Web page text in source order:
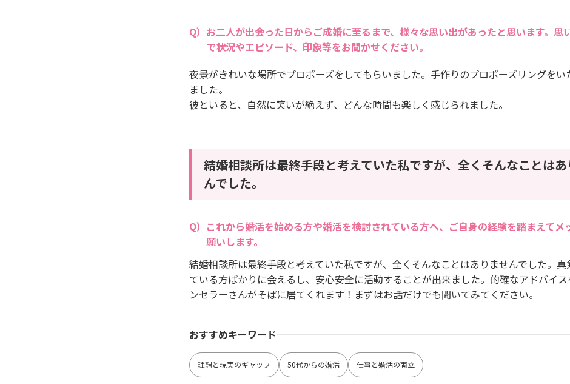
お二人が出会った日からご成婚に至るまで、様々な思い出があったと思います。思
で状況やエピソード、印象等をお聞かせください。
夜景がきれいな場所でプロポーズをしてもらいました。手作りのプロポーズリングをい
ました。
彼といると、自然に笑いが絶えず、どんな時間も楽しく感じられました。
結婚相談所は最終手段と考えていた私ですが、全くそんなことはあ
んでした。
これから婚活を始める方や婚活を検討されている方へ、ご自身の経験を踏まえてメ
願いします。
結婚相談所は最終手段と考えていた私ですが、全くそんなことはありませんでした。
ている方ばかりに会えるし、安心安全に活動することが出来ました。的確なアドバイ
ンセラーさんがそばに居てくれます！まずはお話だけでも聞いてみてください。
おすすめキーワード
理想と現実のギャップ 50代からの婚活 仕事と婚活の両立